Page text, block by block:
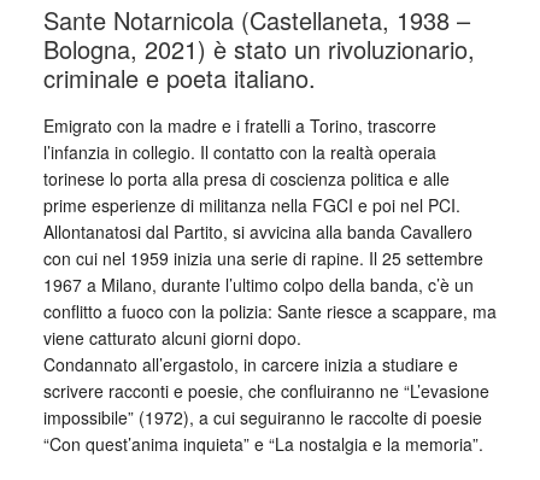
Sante Notarnicola (Castellaneta, 1938 –
Bologna, 2021) è stato un rivoluzionario,
criminale e poeta italiano.
Emigrato con la madre e i fratelli a Torino, trascorre
l’infanzia in collegio. Il contatto con la realtà operaia
torinese lo porta alla presa di coscienza politica e alle
prime esperienze di militanza nella FGCI e poi nel PCI.
Allontanatosi dal Partito, si avvicina alla banda Cavallero
con cui nel 1959 inizia una serie di rapine. Il 25 settembre
1967 a Milano, durante l’ultimo colpo della banda, c’è un
conflitto a fuoco con la polizia: Sante riesce a scappare, ma
viene catturato alcuni giorni dopo.
Condannato all’ergastolo, in carcere inizia a studiare e
scrivere racconti e poesie, che confluiranno ne “L’evasione
impossibile” (1972), a cui seguiranno le raccolte di poesie
“Con quest’anima inquieta” e “La nostalgia e la memoria”.